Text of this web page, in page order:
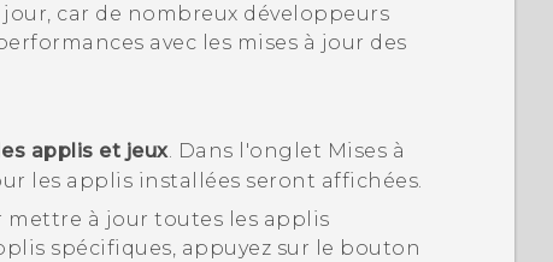
car de nombreux développeurs
avec les mises à jour des
applis et jeux. Dans l'onglet Mises à
les applis installées seront affichées.
à jour toutes les applis
spécifiques, appuyez sur le bouton